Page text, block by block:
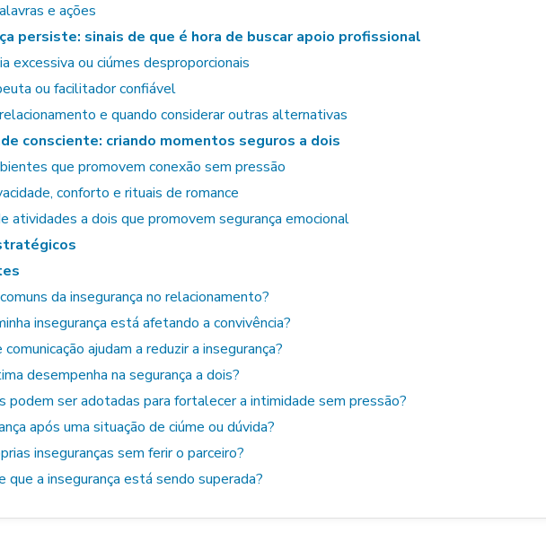
e ações
persiste: sinais de que é hora de buscar apoio profissional
excessiva ou ciúmes desproporcionais
ou facilitador confiável
e quando considerar outras alternativas
consciente: criando momentos seguros a dois
que promovem conexão sem pressão
conforto e rituais de romance
atividades a dois que promovem segurança emocional
da insegurança no relacionamento?
insegurança está afetando a convivência?
ajudam a reduzir a insegurança?
desempenha na segurança a dois?
podem ser adotadas para fortalecer a intimidade sem pressão?
após uma situação de ciúme ou dúvida?
inseguranças sem ferir o parceiro?
que a insegurança está sendo superada?